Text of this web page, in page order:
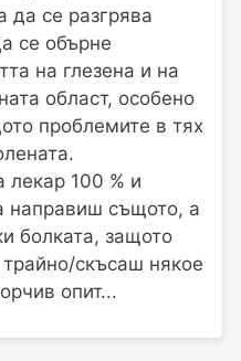
да се разгрява
се обърне
на глезена и на
област, особено
проблемите в тях
лекар 100 % и
направиш същото, а
болката, защото
скъсаш някое
опит...